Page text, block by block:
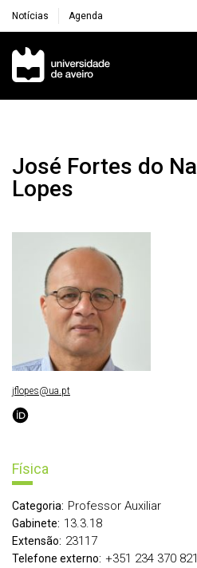
Notícias Agenda
Navegação Principal
José Fortes do Nascimento
Lopes
Física
Categoria: Professor Auxiliar
Gabinete: 13.3.18
Extensão: 23117
Telefone externo: +351 234 370 821
jflopes@ua.pt